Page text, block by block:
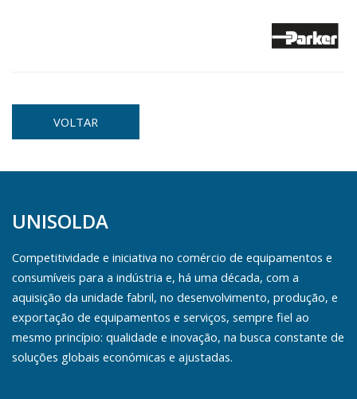
VOLTAR
UNISOLDA
Competitividade e iniciativa no comércio de equipamentos e
consumíveis para a indústria e, há uma década, com a
aquisição da unidade fabril, no desenvolvimento, produção, e
exportação de equipamentos e serviços, sempre fiel ao
mesmo princípio: qualidade e inovação, na busca constante de
soluções globais económicas e ajustadas.